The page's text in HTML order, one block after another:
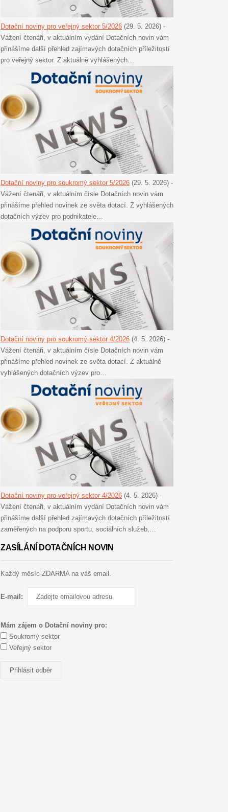
Dotační noviny pro veřejný sektor 5/2026 (29. 5. 2026) -
Vážení čtenáři, v aktuálním vydání Dotačních novin vám
přinášíme další přehled zajímavých dotačních příležitostí
pro veřejný sektor. Z aktuálně vyhlášených…
Dotační noviny pro soukromý sektor 5/2026 (29. 5. 2026) -
Vážení čtenáři, v aktuálním čísle Dotačních novin vám
přinášíme přehled novinek ze světa dotací. Z vyhlášených
dotačních výzev pro podnikatele…
Dotační noviny pro soukromý sektor 4/2026 (4. 5. 2026) -
Vážení čtenáři, v aktuálním čísle Dotačních novin vám
přinášíme přehled novinek ze světa dotací. Z aktuálně
vyhlášených dotačních výzev pro…
Dotační noviny pro veřejný sektor 4/2026 (4. 5. 2026) -
Vážení čtenáři, v aktuálním vydání Dotačních novin vám
přinášíme další přehled zajímavých dotačních příležitostí
zaměřených na podporu sportu, sociálních služeb,…
ZASÍLÁNÍ DOTAČNÍCH NOVIN
Každý měsíc ZDARMA na váš email.
E-mail:
Mám zájem o Dotační noviny pro:
Soukromý sektor
Veřejný sektor